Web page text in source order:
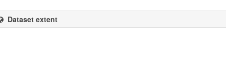
Dataset extent